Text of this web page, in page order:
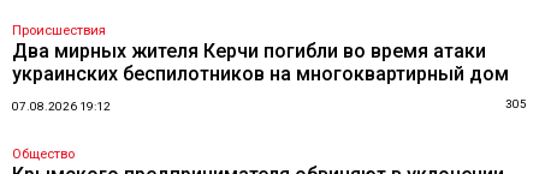
Происшествия
Два мирных жителя Керчи погибли во время атаки
украинских беспилотников на многоквартирный дом
07.08.2026 19:12 305
Общество